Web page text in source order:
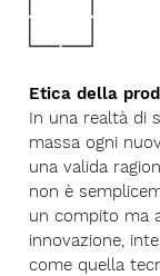
Etica della
In una realtà di
massa ogni
una valida
non è
un compito ma
innovazione,
come quella